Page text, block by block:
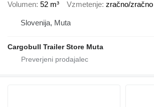
Volumen 52 m³ Vzmetenje zračno/zračno
Slovenija, Muta
Cargobull Trailer Store Muta